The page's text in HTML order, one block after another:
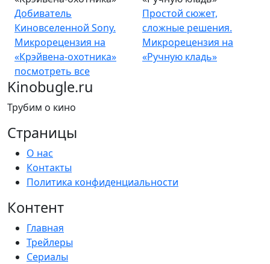
Добиватель
Киновселенной Sony.
Микрорецензия на
«Крэйвена-охотника»
Простой сюжет,
сложные решения.
Микрорецензия на
«Ручную кладь»
посмотреть все
Kinobugle.ru
Трубим о кино
Страницы
О нас
Контакты
Политика конфиденциальности
Контент
Главная
Трейлеры
Сериалы